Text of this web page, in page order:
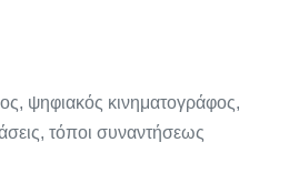
ψηφιακός κινηματογράφος,
τόποι συναντήσεως